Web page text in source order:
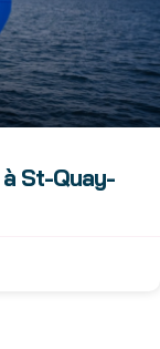
St-Quay-